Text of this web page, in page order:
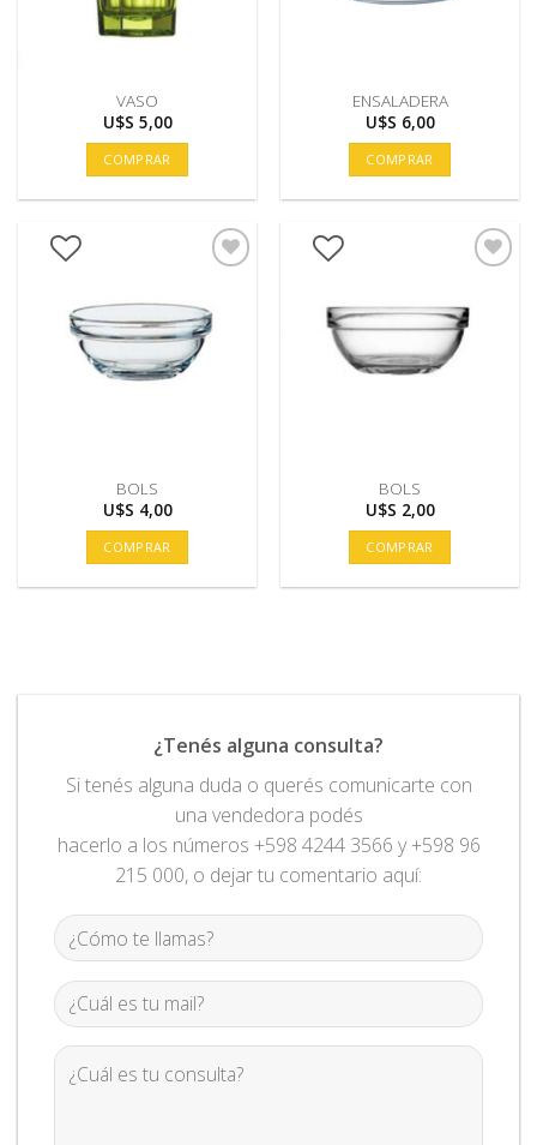
VASO
U$S 5,00
COMPRAR
ENSALADERA
U$S 6,00
COMPRAR
BOLS
U$S 4,00
COMPRAR
BOLS
U$S 2,00
COMPRAR
¿Tenés alguna consulta?
Si tenés alguna duda o querés comunicarte con
una vendedora podés
hacerlo a los números +598 4244 3566 y +598 96
215 000, o dejar tu comentario aquí: